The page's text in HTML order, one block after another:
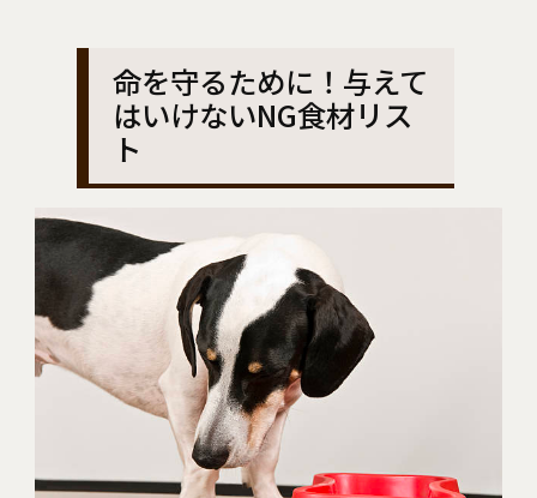
命を守るために！与えて
はいけないNG食材リス
ト